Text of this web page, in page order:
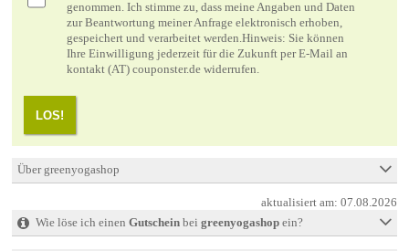
genommen. Ich stimme zu, dass meine Angaben und Daten
zur Beantwortung meiner Anfrage elektronisch erhoben,
gespeichert und verarbeitet werden.Hinweis: Sie können
Ihre Einwilligung jederzeit für die Zukunft per E-Mail an
kontakt (AT) couponster.de widerrufen.
LOS!
Über greenyogashop
aktualisiert am:07.08.2026
Wie löse ich einen Gutscheinbei greenyogashopein?